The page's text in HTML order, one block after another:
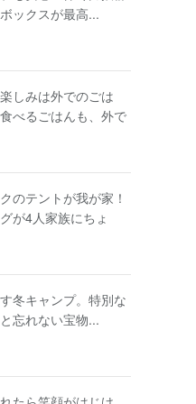
ックスが最高...
しみは外でのごは
べるごはんも、外で
のテントが我が家！
が4人家族にちょ
冬キャンプ。特別な
忘れない宝物...